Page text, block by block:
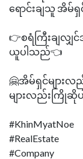
ရောင်းချသူ အိ
👉စရံကြီးချလ
ယူပါသည်👈
🤗အိမ်ရှင်များ
များလည်းကြိုဆို
#KhinMyatNoe
#RealEstate
#Company